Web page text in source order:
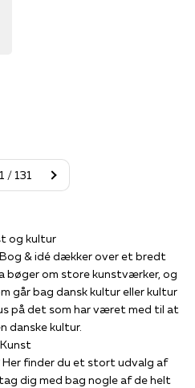
1 / 131
og kultur
& idé dækker over et bredt
bøger om store kunstværker, og
går bag dansk kultur eller kultur
på det som har været med til at
danske kultur.
Kunst
Her finder du et stort udvalg af
dig med bag nogle af de helt